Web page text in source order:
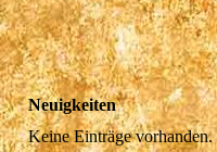
Neuigkeiten
Keine Einträge vorhanden.